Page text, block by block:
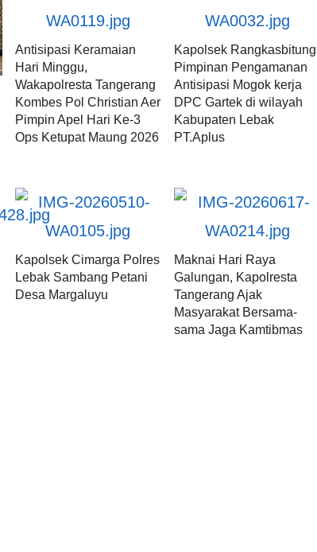
Antisipasi Keramaian
Hari Minggu,
Wakapolresta Tangerang
Kombes Pol Christian Aer
Pimpin Apel Hari Ke-3
Ops Ketupat Maung 2026
Kapolsek Rangkasbitung
Pimpinan Pengamanan
Antisipasi Mogok kerja
DPC Gartek di wilayah
Kabupaten Lebak
PT.Aplus
Kapolsek Cimarga Polres
Lebak Sambang Petani
Desa Margaluyu
Maknai Hari Raya
Galungan, Kapolresta
Tangerang Ajak
Masyarakat Bersama-
sama Jaga Kamtibmas